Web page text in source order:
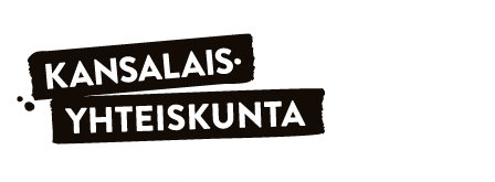
Siirry sisältöön